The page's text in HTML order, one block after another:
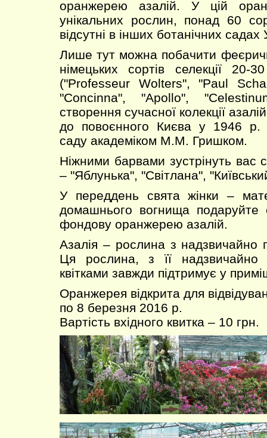
оранжерею азалій. У цій
унікальних рослин, понад 60
відсутні в інших ботанічних садах
Лише тут можна побачити
німецьких сортів селекції 20-
("Professeur Wolters", "Paul
"Concinna", "Apollo",
створення сучасної колекції
до повоєнного Києва у 1946 р.
саду академіком М.М. Гришком.
Ніжними барвами зустрінуть вас
– "Яблунька", "Світлана",
У переддень свята жінки –
домашнього вогнища подаруйте
фондову оранжерею азалій.
Азалія – рослина з надзвичайно
Ця рослина, з її надзвичайно
квітками завжди підтримує у
Оранжерея відкрита для
по 8 березня 2016 р.
Вартість вхідного квитка – 10 грн.